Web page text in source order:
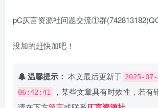
pC仄言资源社问题交流①群
没加的赶快加吧！
温馨提示： 本文最后更新于 2025-
06:42:41
，某些文章具有时效性，若有